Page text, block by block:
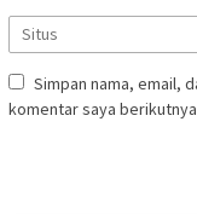
Simpan nama, email,
komentar saya